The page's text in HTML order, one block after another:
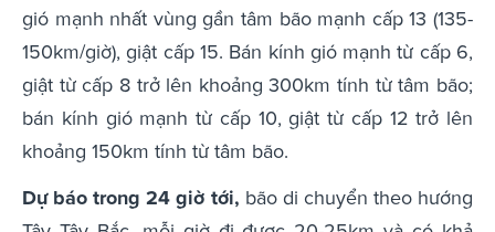
gió mạnh nhất vùng gần tâm bão mạnh cấp 13 (135-
150km/giờ), giật cấp 15. Bán kính gió mạnh từ cấp 6,
giật từ cấp 8 trở lên khoảng 300km tính từ tâm bão;
bán kính gió mạnh từ cấp 10, giật từ cấp 12 trở lên
khoảng 150km tính từ tâm bão.
Dự báo trong 24 giờ tới, bão di chuyển theo hướng